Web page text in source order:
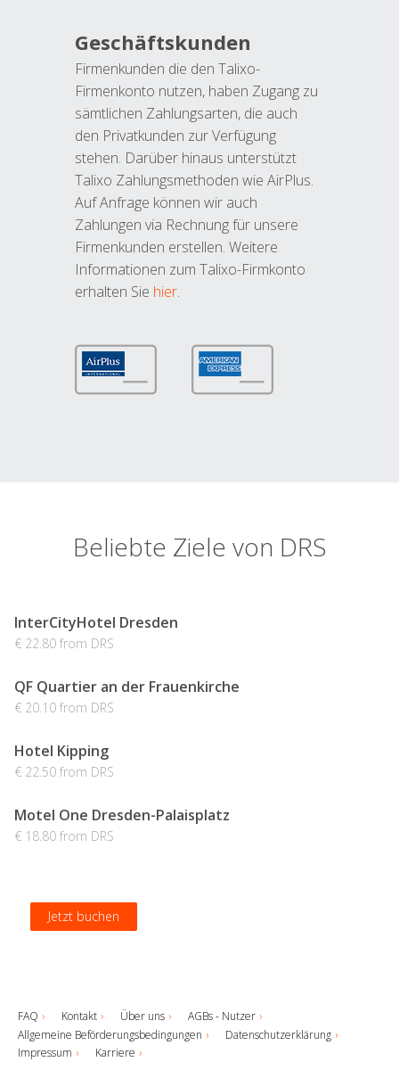
Geschäftskunden
Firmenkunden die den Talixo-
Firmenkonto nutzen, haben Zugang zu
sämtlichen Zahlungsarten, die auch
den Privatkunden zur Verfügung
stehen. Darüber hinaus unterstützt
Talixo Zahlungsmethoden wie AirPlus.
Auf Anfrage können wir auch
Zahlungen via Rechnung für unsere
Firmenkunden erstellen. Weitere
Informationen zum Talixo-Firmkonto
erhalten Sie hier.
Beliebte Ziele von DRS
InterCityHotel Dresden
€ 22.80 from DRS
Jetzt buchen
QF Quartier an der Frauenkirche
€ 20.10 from DRS
Jetzt buchen
Hotel Kipping
€ 22.50 from DRS
Jetzt buchen
Motel One Dresden-Palaisplatz
€ 18.80 from DRS
Jetzt buchen
FAQ Kontakt Über uns
AGBs - Nutzer
Allgemeine Beförderungsbedingungen
Datenschutzerklärung
Impressum
Karriere